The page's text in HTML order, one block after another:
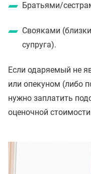
Братьями/
Свояками
супруга).
Если одаряемый не
или опекуном (либо
нужно заплатить
оценочной